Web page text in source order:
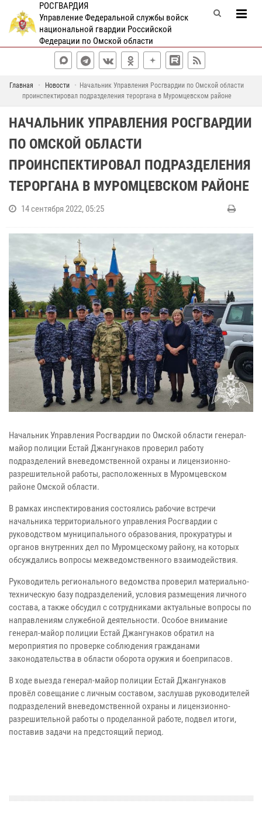
РОСГВАРДИЯ
Управление Федеральной службы войск
национальной гвардии Российской
Федерации по Омской области
Главная Новости
Начальник Управления Росгвардии по Омской области
проинспектировал подразделения тероргана в Муромцевском районе
НАЧАЛЬНИК УПРАВЛЕНИЯ РОСГВАРДИИ
ПО ОМСКОЙ ОБЛАСТИ
ПРОИНСПЕКТИРОВАЛ ПОДРАЗДЕЛЕНИЯ
ТЕРОРГАНА В МУРОМЦЕВСКОМ РАЙОНЕ
14 сентября 2022, 05:25
Начальник Управления Росгвардии по Омской области генерал-
майор полиции Естай Джангунаков проверил работу
подразделений вневедомственной охраны и лицензионно-
разрешительной работы, расположенных в Муромцевском
районе Омской области.
В рамках инспектирования состоялись рабочие встречи
начальника территориального управления Росгвардии с
руководством муниципального образования, прокуратуры и
органов внутренних дел по Муромцескому району, на которых
обсуждались вопросы межведомственного взаимодействия.
Руководитель регионального ведомства проверил материально-
техническую базу подразделений, условия размещения личного
состава, а также обсудил с сотрудниками актуальные вопросы по
направлениям служебной деятельности. Особое внимание
генерал-майор полиции Естай Джангунаков обратил на
мероприятия по проверке соблюдения гражданами
законодательства в области оборота оружия и боеприпасов.
В ходе выезда генерал-майор полиции Естай Джангунаков
провёл совещание с личным составом, заслушав руководителей
подразделений вневедомственной охраны и лицензионно-
разрешительной работы о проделанной работе, подвел итоги,
поставив задачи на предстоящий период.